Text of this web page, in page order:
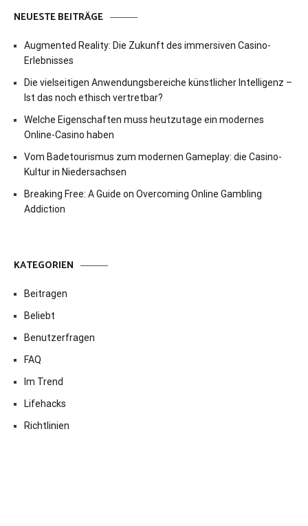
NEUESTE BEITRÄGE
Augmented Reality: Die Zukunft des immersiven Casino-
Erlebnisses
Die vielseitigen Anwendungsbereiche künstlicher Intelligenz –
Ist das noch ethisch vertretbar?
Welche Eigenschaften muss heutzutage ein modernes
Online-Casino haben
Vom Badetourismus zum modernen Gameplay: die Casino-
Kultur in Niedersachsen
Breaking Free: A Guide on Overcoming Online Gambling
Addiction
KATEGORIEN
Beitragen
Beliebt
Benutzerfragen
FAQ
Im Trend
Lifehacks
Richtlinien